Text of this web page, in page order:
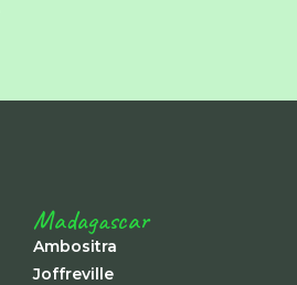
Madagascar
Ambositra
Joffreville